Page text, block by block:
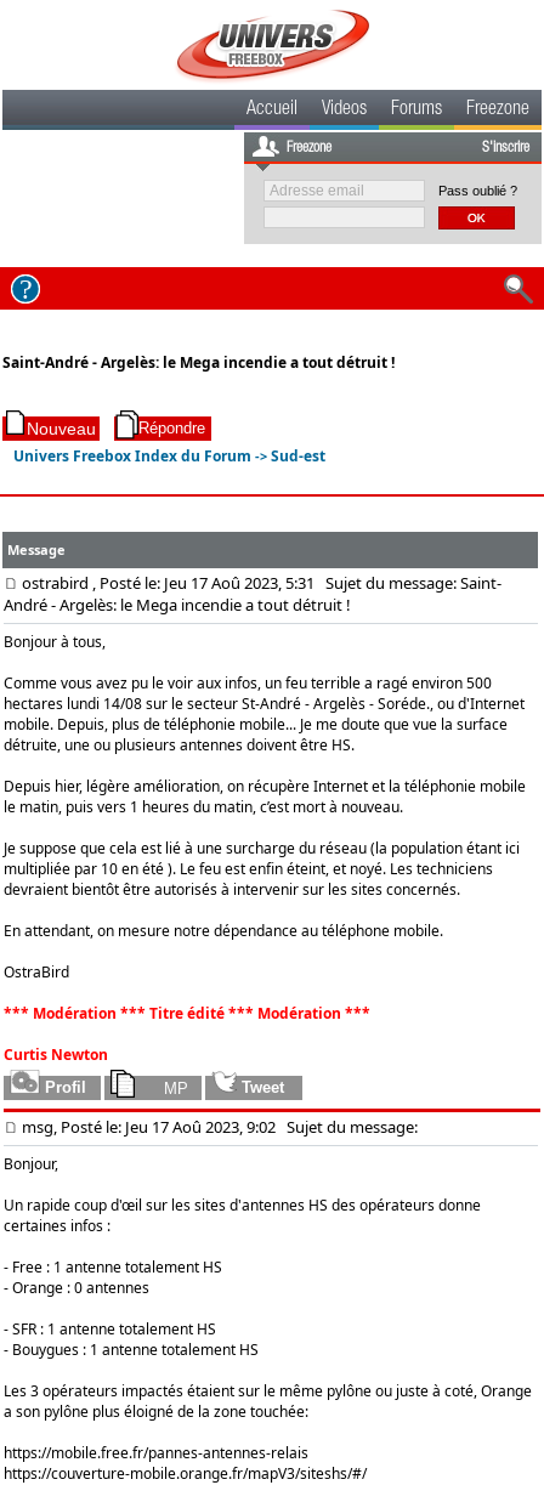
Accueil Videos Forums Freezone
Freezone S'inscrire
Pass oublié ?
Saint-André - Argelès: le Mega incendie a tout détruit !
Univers Freebox Index du Forum ->Sud-est
Message
ostrabird , Posté le: Jeu 17 Aoû 2023, 5:31
Sujet du message: Saint-
André - Argelès: le Mega incendie a tout détruit !
Bonjour à tous,
Comme vous avez pu le voir aux infos, un feu terrible a ragé environ 500
hectares lundi 14/08 sur le secteur St-André - Argelès - Soréde., ou d'Internet
mobile. Depuis, plus de téléphonie mobile... Je me doute que vue la surface
détruite, une ou plusieurs antennes doivent être HS.
Depuis hier, légère amélioration, on récupère Internet et la téléphonie mobile
le matin, puis vers 1 heures du matin, c’est mort à nouveau.
Je suppose que cela est lié à une surcharge du réseau (la population étant ici
multipliée par 10 en été ). Le feu est enfin éteint, et noyé. Les techniciens
devraient bientôt être autorisés à intervenir sur les sites concernés.
En attendant, on mesure notre dépendance au téléphone mobile.
OstraBird
*** Modération *** Titre édité *** Modération ***
Curtis Newton
msg, Posté le: Jeu 17 Aoû 2023, 9:02 Sujet du message:
Bonjour,
Un rapide coup d'œil sur les sites d'antennes HS des opérateurs donne
certaines infos :
- Free : 1 antenne totalement HS
- Orange : 0 antennes
- SFR : 1 antenne totalement HS
- Bouygues : 1 antenne totalement HS
Les 3 opérateurs impactés étaient sur le même pylône ou juste à coté, Orange
a son pylône plus éloigné de la zone touchée:
https://mobile.free.fr/pannes-antennes-relais
https://couverture-mobile.orange.fr/mapV3/siteshs/#/